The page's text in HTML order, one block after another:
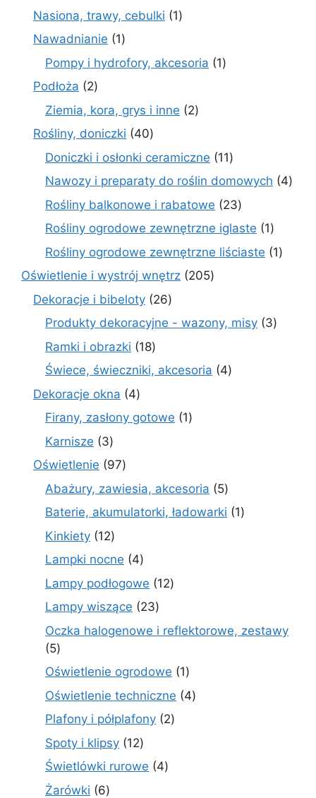
Nasiona, trawy, cebulki 11
Nawadnianie 11
produkt
Pompy i hydrofory, akcesoria 11
Podłoża 22
Ziemia, kora, grys i inne 22
Rośliny, doniczki 4040
produktów
Doniczki i osłonki ceramiczne 1111
produktów
Nawozy i preparaty do roślin domowych 44
Rośliny balkonowe i rabatowe 2323
produkty
Rośliny ogrodowe zewnętrzne iglaste 11
produkt
Rośliny ogrodowe zewnętrzne liściaste 11
Oświetlenie i wystrój wnętrz 205205
Dekoracje i bibeloty 2626
Produkty dekoracyjne - wazony, misy 33
Ramki i obrazki 1818
produktów
Świece, świeczniki, akcesoria 44
Dekoracje okna 44
produkty
Firany, zasłony gotowe 11
Karnisze 33
produkty
Oświetlenie 9797
produktów
Abażury, zawiesia, akcesoria 55
produktów
Baterie, akumulatorki, ładowarki 11
Kinkiety 1212
produktów
Lampki nocne 44
produkty
Lampy podłogowe 1212
Lampy wiszące 2323
produkty
Oczka halogenowe i reflektorowe, zestawy
55
produktów
Oświetlenie ogrodowe 11
produkt
Oświetlenie techniczne 44
Plafony i półplafony 22
Spoty i klipsy 1212
produktów
Świetlówki rurowe 44
Żarówki 66